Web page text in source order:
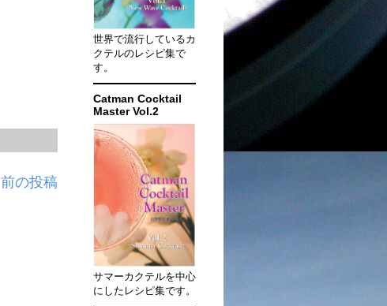
前の投稿
世界で流行しているカ
クテルのレシピ集で
す。
Catman Cocktail
Master Vol.2
サマーカクテルを中心
にしたレシピ集です。